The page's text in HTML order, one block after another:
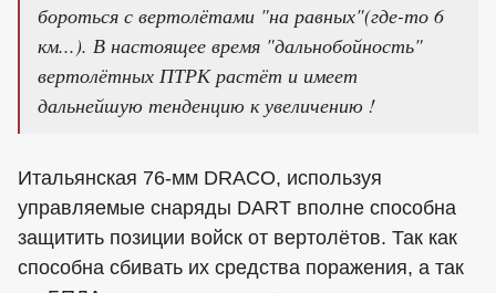
бороться с вертолётами "на равных"(где-то 6
км...). В настоящее время "дальнобойность"
вертолётных ПТРК растёт и имеет
дальнейшую тенденцию к увеличению !
Итальянская 76-мм DRACO, используя
управляемые снаряды DART вполне способна
защитить позиции войск от вертолётов. Так как
способна сбивать их средства поражения, а так